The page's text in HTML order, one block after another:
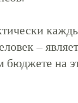
–
на